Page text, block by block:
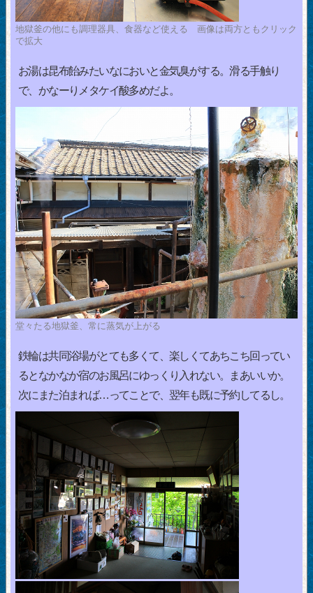
地獄釜の他にも調理器具、食器など使える 画像は両方ともクリック
で拡大
お湯は昆布飴みたいなにおいと金気臭がする。滑る手触り
で、かなーりメタケイ酸多めだよ。
堂々たる地獄釜、常に蒸気が上がる
鉄輪は共同浴場がとても多くて、楽しくてあちこち回ってい
るとなかなか宿のお風呂にゆっくり入れない。まあいいか。
次にまた泊まれば…ってことで、翌年も既に予約してるし。